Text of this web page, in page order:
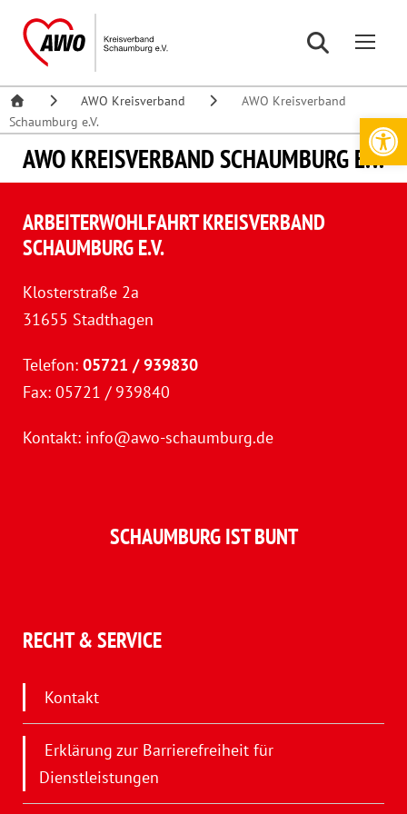
AWO Kreisverband
AWO Kreisverband
Schaumburg e.V.
AWO KREISVERBAND SCHAUMBURG E.V.
ARBEITERWOHLFAHRT KREISVERBAND
SCHAUMBURG E.V.
Klosterstraße 2a
31655 Stadthagen
Telefon: 05721 / 939830
Fax: 05721 / 939840
Kontakt: info@awo-schaumburg.de
SCHAUMBURG IST BUNT
RECHT & SERVICE
Kontakt
Erklärung zur Barrierefreiheit für
Dienstleistungen
Werkzeugleiste öffnen